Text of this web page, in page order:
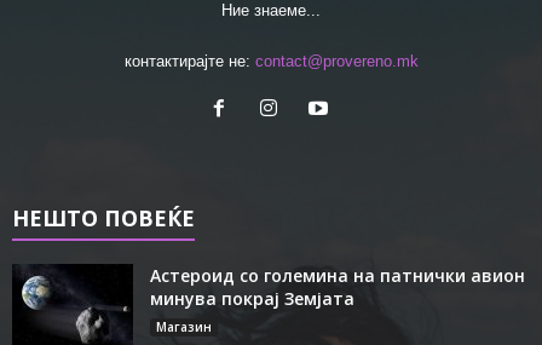
Ние знаеме...
контактирајте не: contact@provereno.mk
НЕШТО ПОВЕЌЕ
Астероид со големина на патнички авион
минува покрај Земјата
Магазин